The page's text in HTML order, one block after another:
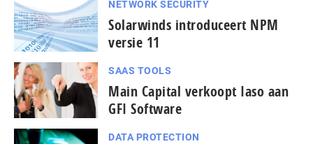
NETWORK SECURITY
Solarwinds introduceert NPM
versie 11
SAAS TOOLS
Main Capital verkoopt Iaso aan
GFI Software
DATA PROTECTION